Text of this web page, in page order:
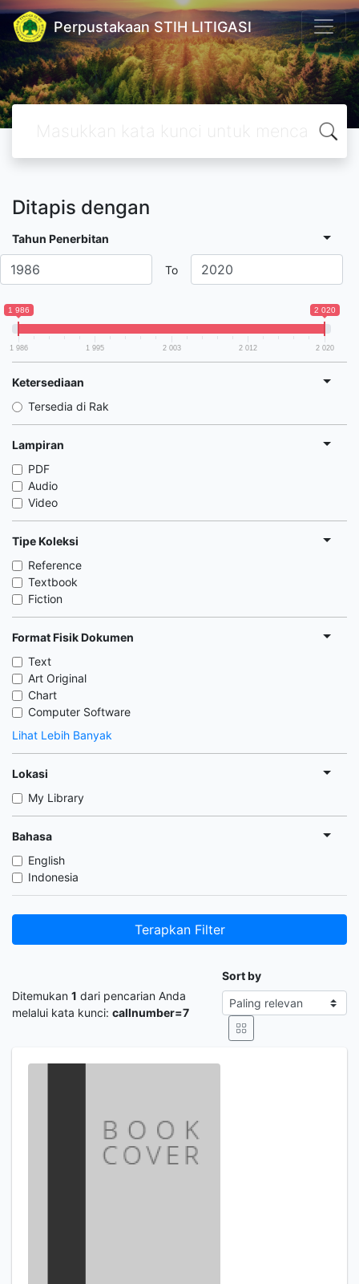
Perpustakaan STIH LITIGASI
Ditapis dengan
Tahun Penerbitan
To
1 986 2 020
1 986 1 995 2 003 2 012 2 020
Ketersediaan
Tersedia di Rak
Lampiran
PDF
Audio
Video
Tipe Koleksi
Reference
Textbook
Fiction
Format Fisik Dokumen
Text
Art Original
Chart
Computer Software
Lihat Lebih Banyak
Lokasi
My Library
Bahasa
English
Indonesia
Terapkan Filter
Ditemukan 1 dari pencarian Anda
melalui kata kunci: callnumber=7
Sort by